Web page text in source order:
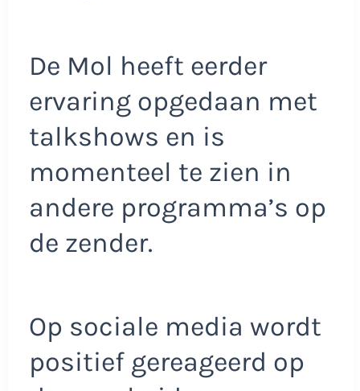
De Mol heeft eerder
ervaring opgedaan met
talkshows en is
momenteel te zien in
andere programma’s op
de zender.
Op sociale media wordt
positief gereageerd op